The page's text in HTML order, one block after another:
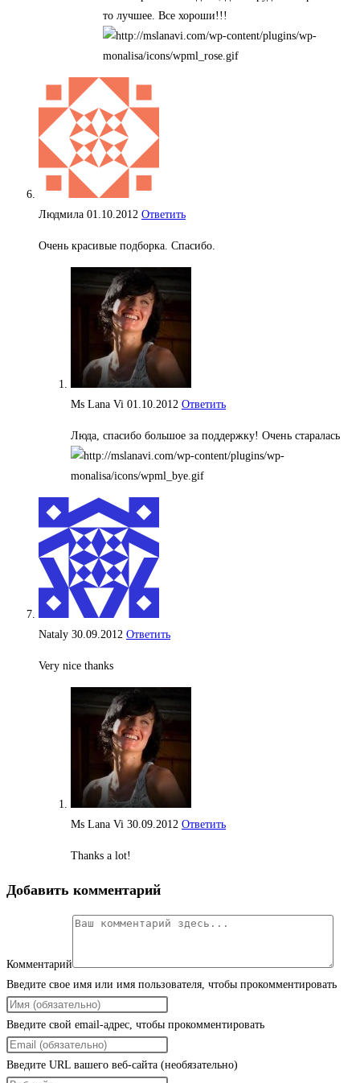
то лучшее. Все хороши!!!
Людмила 01.10.2012 Ответить
Очень красивые подборка. Спасибо.
Ms Lana Vi 01.10.2012 Ответить
Люда, спасибо большое за поддержку! Очень старалась
Nataly 30.09.2012 Ответить
Very nice thanks
Ms Lana Vi 30.09.2012 Ответить
Thanks a lot!
Добавить комментарий
Комментарий
Введите свое имя или имя пользователя, чтобы прокомментировать
Введите свой email-адрес, чтобы прокомментировать
Введите URL вашего веб-сайта (необязательно)